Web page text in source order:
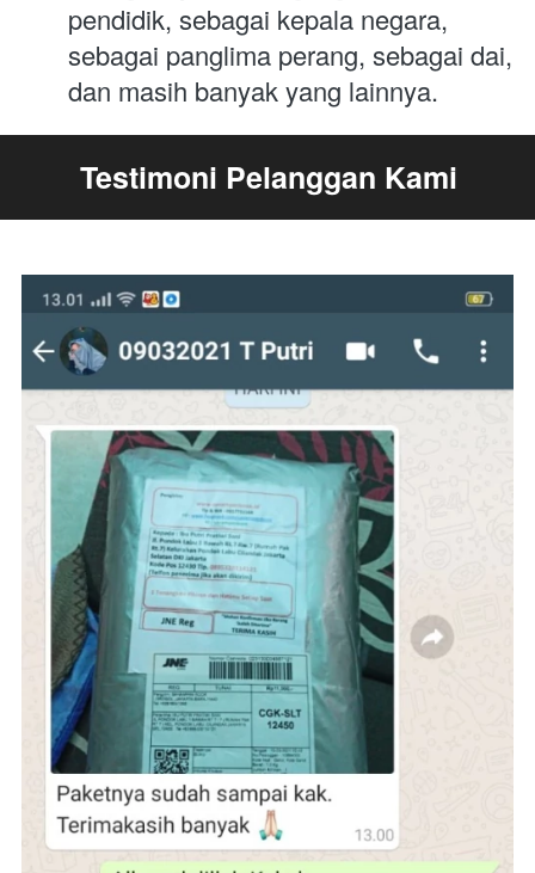
pendidik, sebagai kepala negara,
sebagai panglima perang, sebagai dai,
dan masih banyak yang lainnya.
Testimoni Pelanggan Kami